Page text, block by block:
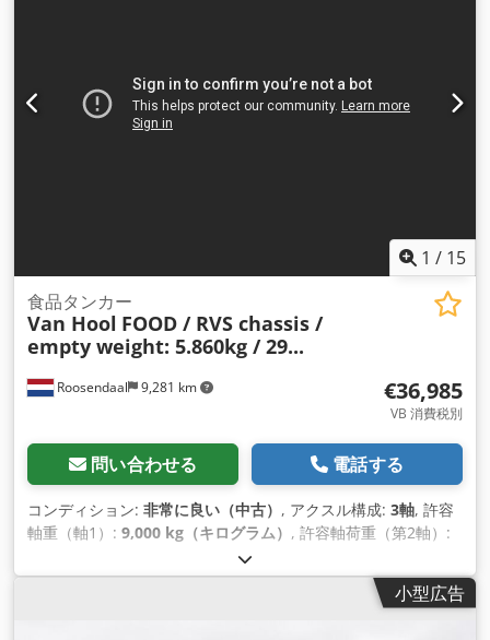
1 / 15
Roosendaal 9,281 km
食品タンカー
Van Hool FOOD / RVS chassis /
empty weight: 5.860kg / 29...
€36,985
VB 消費税別
問い合わせる 電話する
コンディション: 非常に良い（中古） , アクスル構成: 3軸, 許容
軸重（軸1）: 9,000 kg（キログラム） , 許容軸荷重（第2軸）:
, 許容軸荷重（軸3）:
グラム）, 初回登録:05/2014, 荷室長:11,150 mm, 荷室幅:
, 積載スペース容量:30 m³, 全
小型広告